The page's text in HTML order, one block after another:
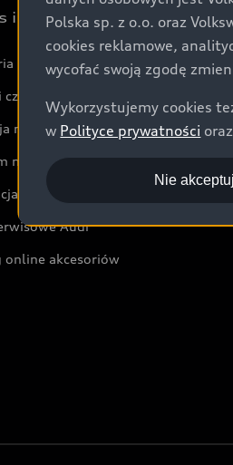
i akcesoria
myAudi i usługi cyfrowe
napraw powypadkowych
Audi
online akcesoriów
Polska sp. z o.o. oraz
cookies reklamowe,
wycofać swoją zgodę
Wykorzystujemy cookies
w Polityce prywatności oraz
Nie